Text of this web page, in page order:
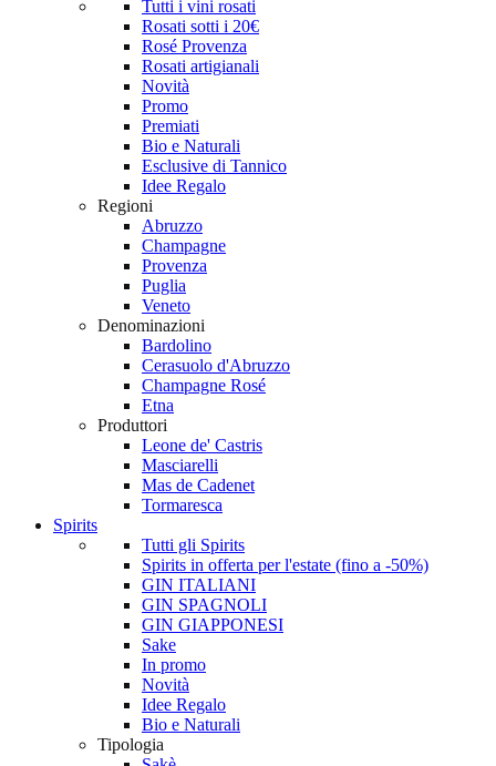
Tutti i vini rosati
Rosati sotti i 20€
Rosé Provenza
Rosati artigianali
Novità
Promo
Premiati
Bio e Naturali
Esclusive di Tannico
Idee Regalo
Regioni
Abruzzo
Champagne
Provenza
Puglia
Veneto
Denominazioni
Bardolino
Cerasuolo d'Abruzzo
Champagne Rosé
Etna
Produttori
Leone de' Castris
Masciarelli
Mas de Cadenet
Tormaresca
Spirits
Tutti gli Spirits
Spirits in offerta per l'estate (fino a -50%)
GIN ITALIANI
GIN SPAGNOLI
GIN GIAPPONESI
Sake
In promo
Novità
Idee Regalo
Bio e Naturali
Tipologia